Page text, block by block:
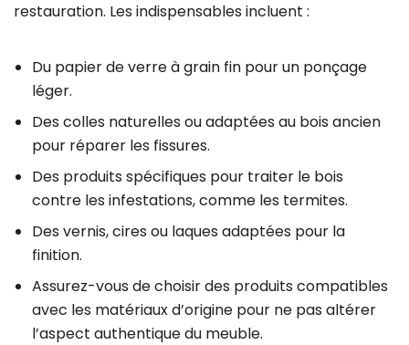
restauration. Les indispensables incluent :
Du papier de verre à grain fin pour un ponçage
léger.
Des colles naturelles ou adaptées au bois ancien
pour réparer les fissures.
Des produits spécifiques pour traiter le bois
contre les infestations, comme les termites.
Des vernis, cires ou laques adaptées pour la
finition.
Assurez-vous de choisir des produits compatibles
avec les matériaux d’origine pour ne pas altérer
l’aspect authentique du meuble.